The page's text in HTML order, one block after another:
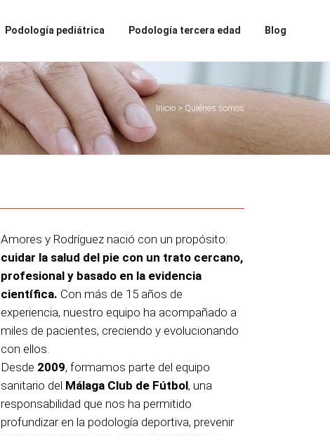
Podología pediátrica Podología tercera edad Blog
Inicio > Quiénes somos
Amores y Rodríguez nació con un propósito:
cuidar la salud del pie con un trato cercano,
profesional y basado en la evidencia
científica. Con más de 15 años de
experiencia, nuestro equipo ha acompañado a
miles de pacientes, creciendo y evolucionando
con ellos.
Desde 2009, formamos parte del equipo
sanitario del Málaga Club de Fútbol, una
responsabilidad que nos ha permitido
profundizar en la podología deportiva, prevenir